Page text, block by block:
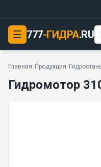
☰ 777-ГИДРА.RU
Главная/ Продукция/
Гидромотор
Гидромотор